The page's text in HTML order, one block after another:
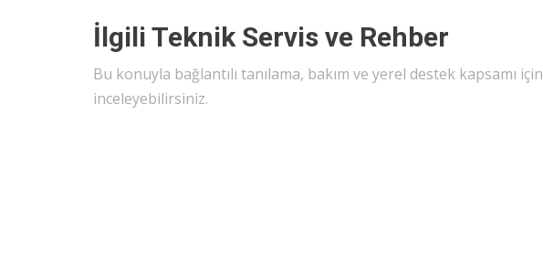
İlgili Teknik Servis ve Rehber
Bu konuyla bağlantılı tanılama, bakım ve yerel destek kapsamı için
inceleyebilirsiniz.